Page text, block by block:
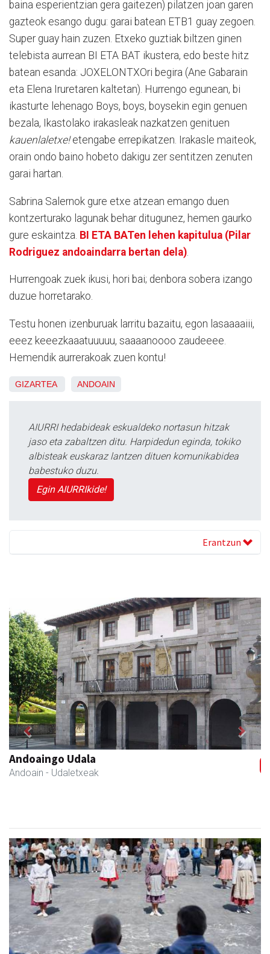
baina esperientzian gera gaitezen) pilatzen joan garen
gazteok esango dugu: garai batean ETB1 guay zegoen.
Super guay hain zuzen. Etxeko guztiak biltzen ginen
telebista aurrean BI ETA BAT ikustera, edo beste hitz
batean esanda: JOXELONTXOri begira (Ane Gabarain
eta Elena Iruretaren kaltetan). Hurrengo egunean, bi
ikasturte lehenago Boys, boys, boysekin egin genuen
bezala, Ikastolako irakasleak nazkatzen genituen
kauenlaletxe!etengabe errepikatzen. Irakasle maiteok,
orain ondo baino hobeto dakigu zer sentitzen zenuten
garai hartan.
Sabrina Salernok gure etxe atzean emango duen
kontzerturako lagunak behar ditugunez, hemen gaurko
gure eskaintza. BI ETA BATen lehen kapitulua (Pilar
Rodriguez andoaindarra bertan dela)
Hurrengoak zuek ikusi, hori bai; denbora sobera izango
duzue horretarako.
Testu honen izenburuak larritu bazaitu, egon lasaaaaiii,
eeez keeezkaaatuuuuu, saaaanoooo zaudeeee.
Hemendik aurrerakoak zuen kontu!
GIZARTEA ANDOAIN
AIURRI hedabideak eskualdeko nortasun hitzak
jaso eta zabaltzen ditu. Harpidedun eginda, tokiko
albisteak euskaraz lantzen dituen komunikabidea
babestuko duzu.
Egin AIURRIkide!
Erantzun
Andoaingo Udala
Andoain - Udaletxeak
Previous Next